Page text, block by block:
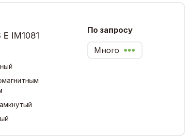
IM1081
По запросу
Много